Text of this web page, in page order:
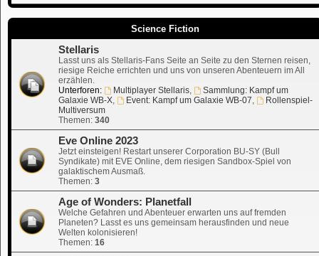
Science Fiction
Stellaris
Lasst uns als Stellaris-Fans Seite an Seite zu den Sternen reisen,
riesige Reiche errichten und uns von unseren Abenteuern im All
erzählen.
Unterforen:
Multiplayer Stellaris,
Sammlung: Kampf um
Galaxie WB-X, Event: Kampf um Galaxie WB-07,
Rollenspiel-
Multiversum
Themen: 340
Eve Online 2023
Jetzt einsteigen! Restart unserer Corporation BU-SY (Bull
Syndikate) mit EVE Online, dem riesigen Sandbox-Spiel von
galaktischem Ausmaß.
Themen: 3
Age of Wonders: Planetfall
Welche Gefahren und Abenteuer erwarten uns auf fremden
Planeten? Lasst es uns gemeinsam herausfinden und neue
Welten kolonisieren!
Themen: 16